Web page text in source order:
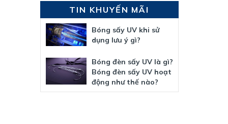
TIN KHUYẾN MÃI
Bóng sấy UV khi sử
dụng lưu ý gì?
Bóng đèn sấy UV là gì?
Bóng đèn sấy UV hoạt
động như thế nào?